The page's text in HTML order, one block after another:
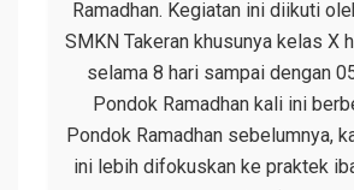
Ramadhan. Kegiatan ini diikuti
SMKN Takeran khusunya kelas X
selama 8 hari sampai dengan
Pondok Ramadhan kali ini
Pondok Ramadhan sebelumnya,
ini lebih difokuskan ke praktek